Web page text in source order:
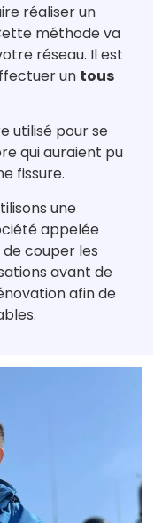
réaliser un
méthode va
réseau. Il est
un tous
utilisé pour se
qui auraient pu
fissure.
une
appelée
couper les
avant de
afin de